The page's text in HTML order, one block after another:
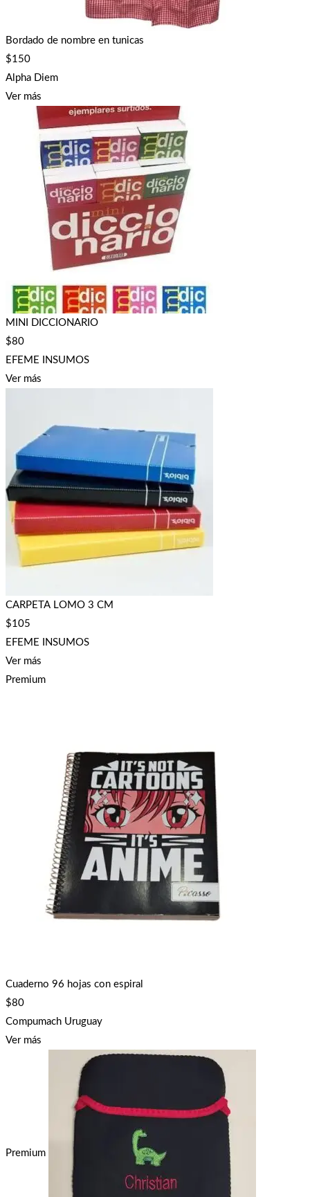
Bordado de nombre en tunicas
$150
Alpha Diem
Ver más
MINI DICCIONARIO
$80
EFEME INSUMOS
Ver más
CARPETA LOMO 3 CM
$105
EFEME INSUMOS
Ver más
Premium
Cuaderno 96 hojas con espiral
$80
Compumach Uruguay
Ver más
Premium